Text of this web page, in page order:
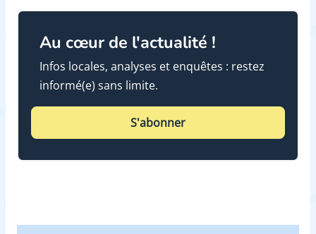
Au cœur de l'actualité !
Infos locales, analyses et enquêtes : restez
informé(e) sans limite.
S'abonner